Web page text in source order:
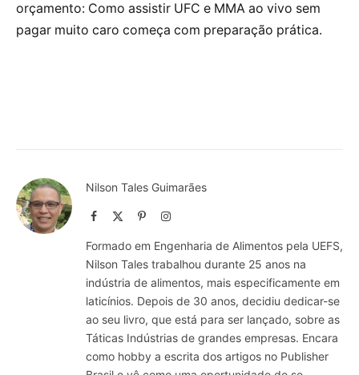
orçamento: Como assistir UFC e MMA ao vivo sem
pagar muito caro começa com preparação prática.
Nilson Tales Guimarães
Facebook PinterestInstagram
Formado em Engenharia de Alimentos pela UEFS,
Nilson Tales trabalhou durante 25 anos na
indústria de alimentos, mais especificamente em
laticínios. Depois de 30 anos, decidiu dedicar-se
ao seu livro, que está para ser lançado, sobre as
Táticas Indústrias de grandes empresas. Encara
como hobby a escrita dos artigos no Publisher